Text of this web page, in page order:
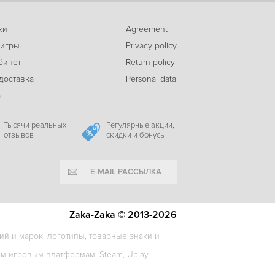
-86%
LEGO Batman 2: DC Super Heroes 260c
345
-36%
Yooka-Laylee
995
Agreement
Privacy policy
Return policy
Personal data
Тысячи реальных
отзывов
Регулярные акции,
скидки и бонусы
E-MAIL РАССЫЛКА
и марок, логотипы, товарные знаки и
игровым платформам: Steam, Uplay,
Zaka-Zaka © 2013-2026